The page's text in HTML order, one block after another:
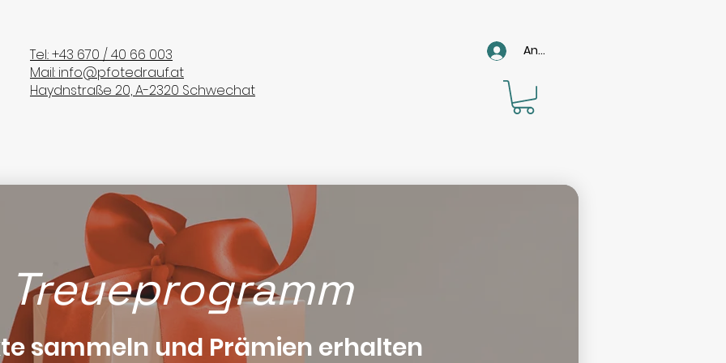
Tel.: +43 670 / 40 66 003
Mail: info@pfotedrauf.at
Haydnstraße 20, A-2320 Schwechat
Anmelden
Treueprogramm
sammeln und Prämien erhalten